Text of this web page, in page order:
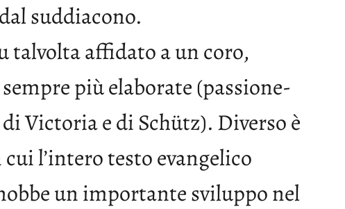
suddiacono.
talvolta affidato a un coro,
più elaborate (passione-
Victoria e di Schütz). Diverso è
l’intero testo evangelico
un importante sviluppo nel